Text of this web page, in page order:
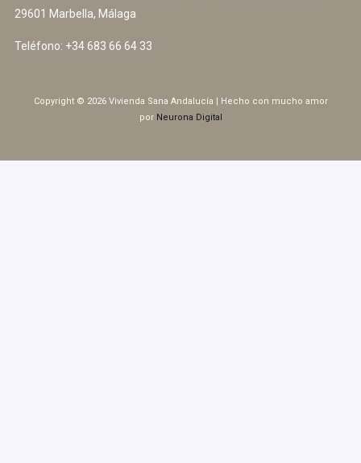
29601 Marbella, Málaga
Teléfono: +34 683 66 64 33
Copyright © 2026 Vivienda Sana Andalucía | Hecho con mucho amor
por Neurona Digital